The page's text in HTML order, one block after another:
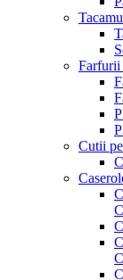
Farfurii
Cutii